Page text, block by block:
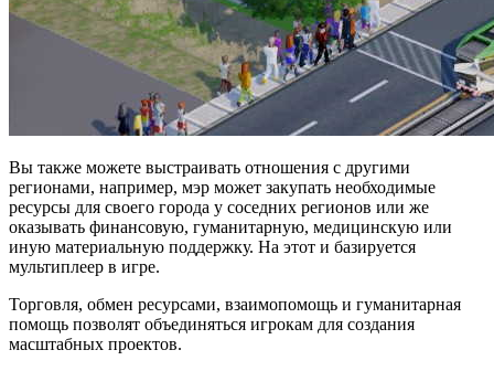
Вы также можете выстраивать отношения с другими
регионами, например, мэр может закупать необходимые
ресурсы для своего города у соседних регионов или же
оказывать финансовую, гуманитарную, медицинскую или
иную материальную поддержку. На этот и базируется
мультиплеер в игре.
Торговля, обмен ресурсами, взаимопомощь и гуманитарная
помощь позволят объединяться игрокам для создания
масштабных проектов.